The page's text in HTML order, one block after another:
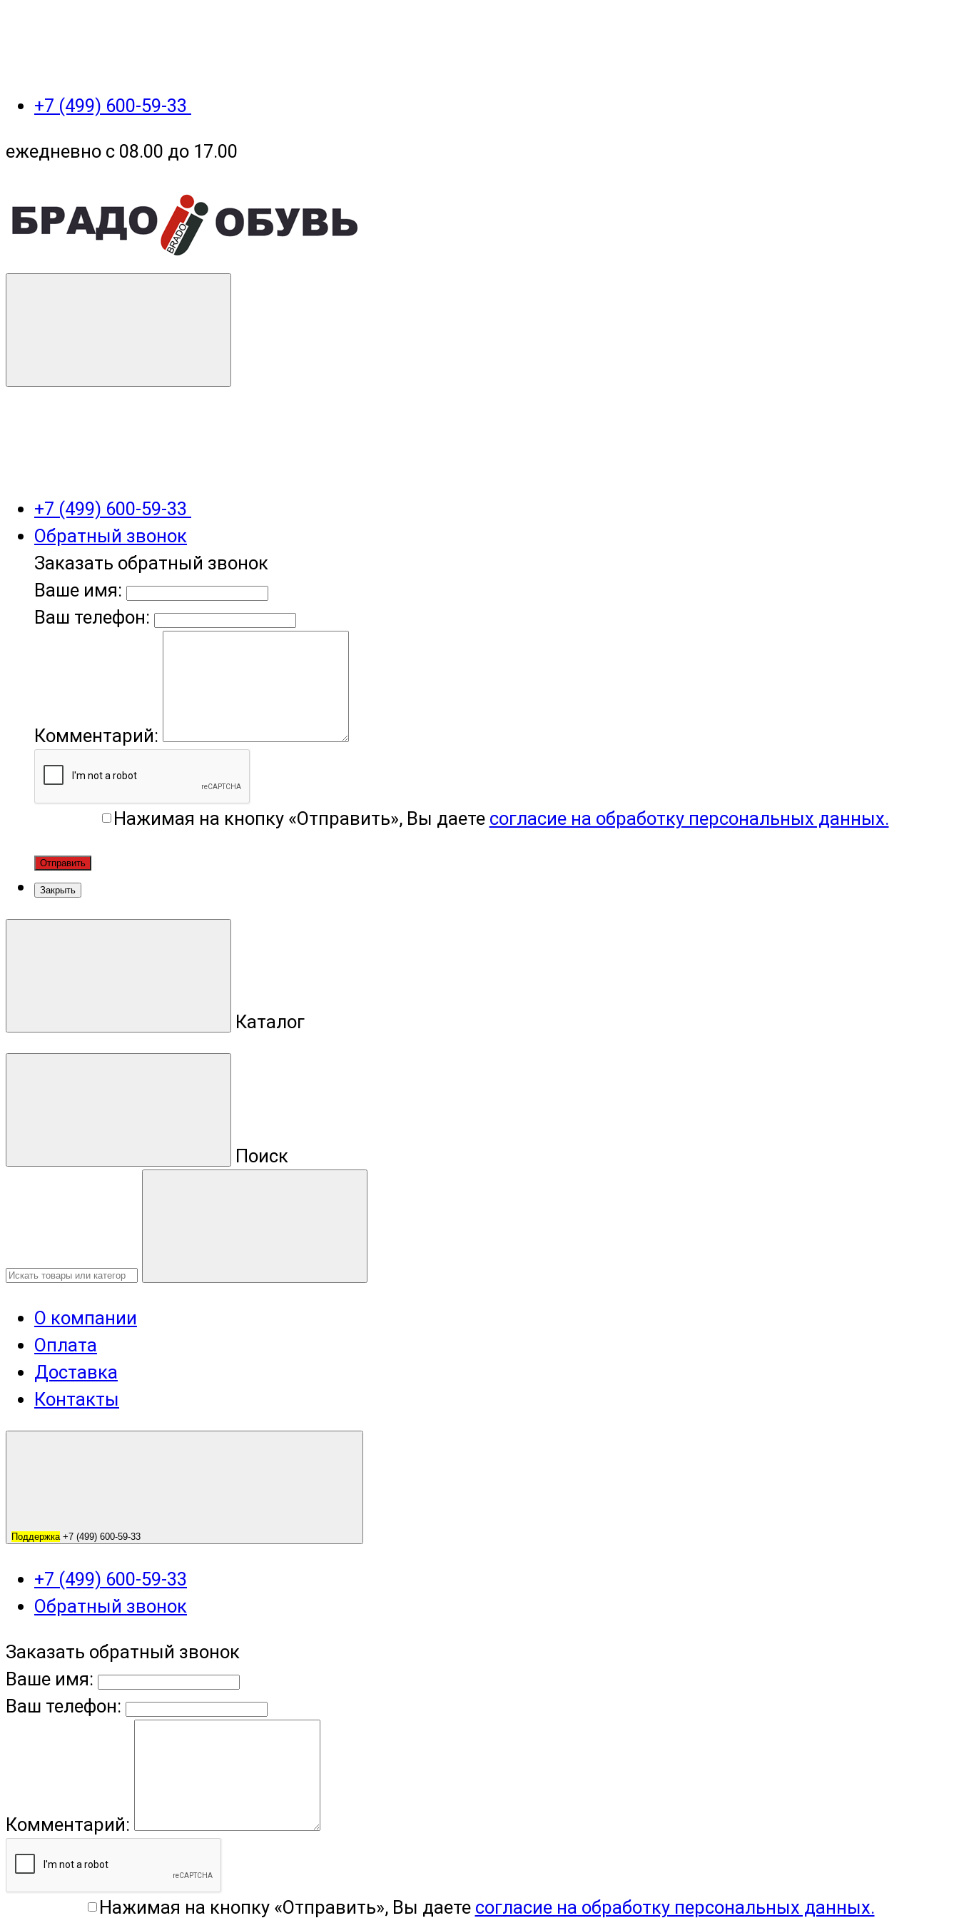
+7 (499) 600-59-33
ежедневно с 08.00 до 17.00
+7 (499) 600-59-33
Обратный звонок
Заказать обратный звонок
Ваше имя:
Ваш телефон:
Комментарий:
Нажимая на кнопку «Отправить», Вы даете согласие на обработку персональных данных.
Отправить
Закрыть
Каталог
Поиск
О компании
Оплата
Доставка
Контакты
Поддержка+7 (499) 600-59-33
+7 (499) 600-59-33
Обратный звонок
Заказать обратный звонок
Ваше имя:
Ваш телефон:
Комментарий:
Нажимая на кнопку «Отправить», Вы даете согласие на обработку персональных данных.